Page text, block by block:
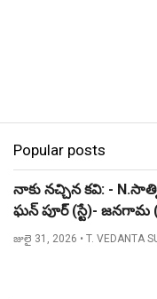
Popular posts
నాకు నచ్చిన కవి: -
ఘన్ పూర్ (స్టే)- జనగామ
జులై 31, 2026 • T. VEDANTA